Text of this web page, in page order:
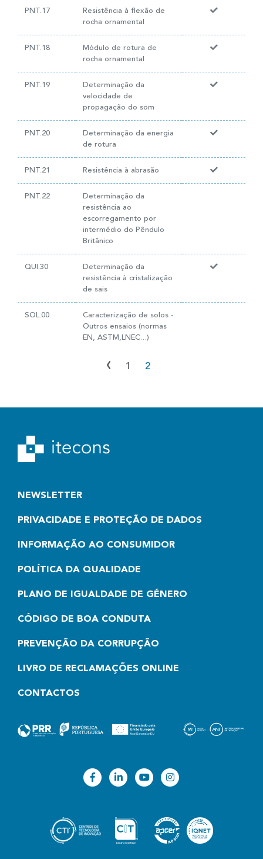
PNT.17
Resistência à flexão de
rocha ornamental
PNT.18
Módulo de rotura de
rocha ornamental
PNT.19
Determinação da
velocidade de
propagação do som
PNT.20
Determinação da energia
de rotura
PNT.21 Resistência à abrasão
PNT.22
Determinação da
resistência ao
escorregamento por
intermédio do Pêndulo
Britânico
QUI.30
Determinação da
resistência à cristalização
de sais
SOL.00
Caracterização de solos -
Outros ensaios (normas
EN, ASTM,LNEC…)
‹ 1 2
NEWSLETTER
PRIVACIDADE E PROTEÇÃO DE DADOS
INFORMAÇÃO AO CONSUMIDOR
POLÍTICA DA QUALIDADE
PLANO DE IGUALDADE DE GÉNERO
CÓDIGO DE BOA CONDUTA
PREVENÇÃO DA CORRUPÇÃO
LIVRO DE RECLAMAÇÕES ONLINE
CONTACTOS